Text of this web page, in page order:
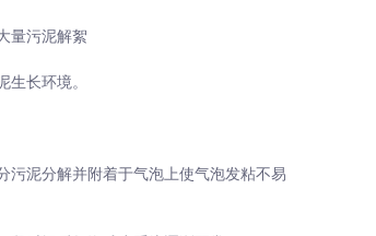
量污泥解絮
长环境。
污泥分解并附着于气泡上使气泡发粘不易